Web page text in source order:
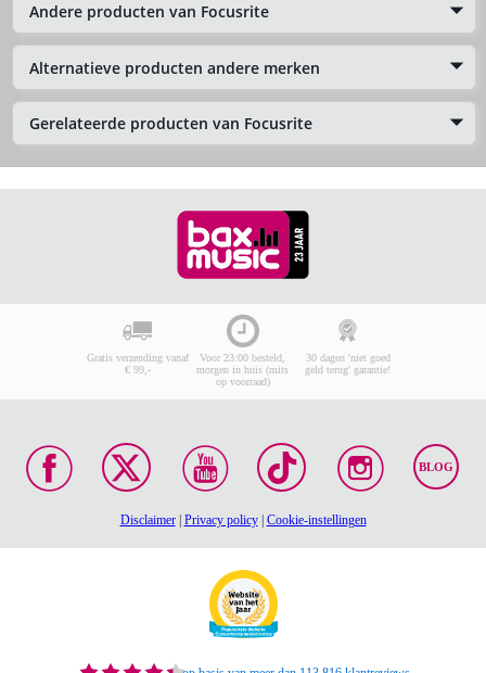
Andere producten van Focusrite
Alternatieve producten andere merken
Gerelateerde producten van Focusrite
Gratis verzending vanaf
€ 99,-
Voor 23:00 besteld,
morgen in huis (mits
op voorraad)
30 dagen 'niet goed
geld terug' garantie!
BLOG
Disclaimer| Privacy policy| Cookie-instellingen